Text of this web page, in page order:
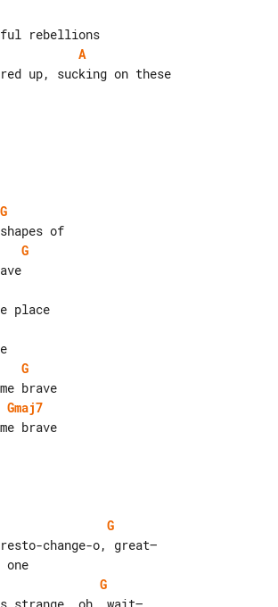
A
up, sucking on these
G
G
G
Gmaj7
brave
G
change-o, great—
G